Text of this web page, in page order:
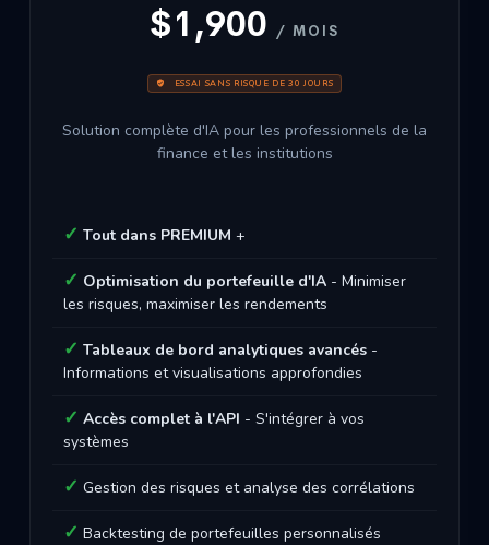
$1,900 / MOIS
ESSAI SANS RISQUE DE 30 JOURS
Solution complète d'IA pour les professionnels de la
finance et les institutions
Tout dans PREMIUM +
Optimisation du portefeuille d'IA - Minimiser
les risques, maximiser les rendements
Tableaux de bord analytiques avancés -
Informations et visualisations approfondies
Accès complet à l'API - S'intégrer à vos
systèmes
Gestion des risques et analyse des corrélations
Backtesting de portefeuilles personnalisés